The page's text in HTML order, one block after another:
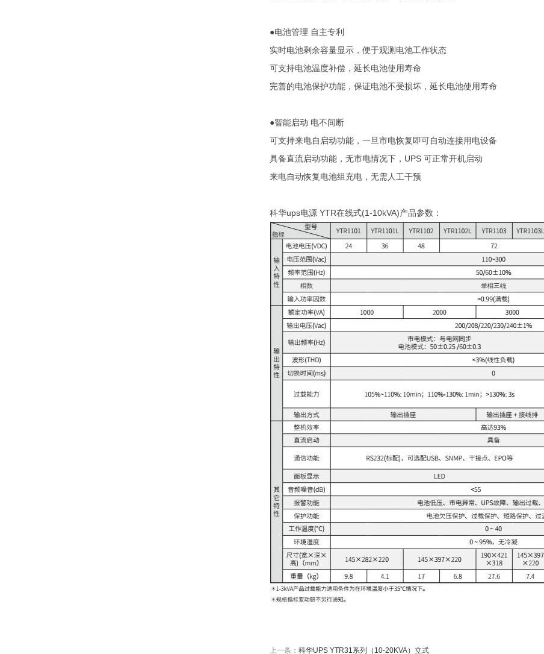
●电池管理 自主专利
实时电池剩余容量显示，便于观测电池工作状态
可支持电池温度补偿，延长电池使用寿命
完善的电池保护功能，保证电池不受损坏，延长电池使用寿命
●智能启动 电不间断
可支持来电自启动功能，一旦市电恢复即可自动连接用电设备
具备直流启动功能，无市电情况下，UPS 可正常开机启动
来电自动恢复电池组充电，无需人工干预
科华ups电源 YTR在线式(1-10kVA)产品参数：
上一条： 科华UPS YTR31系列（10-20KVA）立式